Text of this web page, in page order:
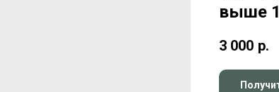
выше
3 000 р.